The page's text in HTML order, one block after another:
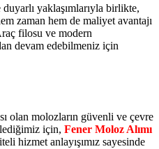
yaklaşımlarıyla birlikte,
zaman hem de maliyet avantajı
filosu ve modern
devam edebilmeniz için
olan molozların güvenli ve çevre
için, Fener Moloz Alımı
hizmet anlayışımız sayesinde